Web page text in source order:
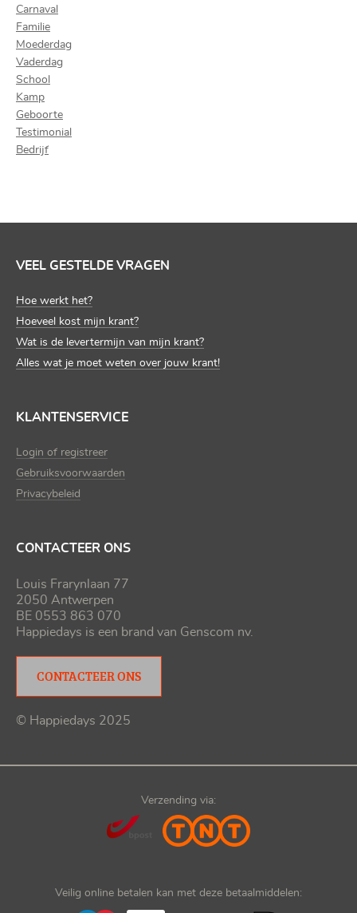
Carnaval
Familie
Moederdag
Vaderdag
School
Kamp
Geboorte
Testimonial
Bedrijf
VEEL GESTELDE VRAGEN
Hoe werkt het?
Hoeveel kost mijn krant?
Wat is de levertermijn van mijn krant?
Alles wat je moet weten over jouw krant!
KLANTENSERVICE
Login of registreer
Gebruiksvoorwaarden
Privacybeleid
CONTACTEER ONS
Louis Frarynlaan 77
2050 Antwerpen
BE 0553 863 070
Happiedays is een brand van Genscom nv.
CONTACTEER ONS
© Happiedays 2025
Verzending via:
Veilig online betalen kan met deze betaalmiddelen: